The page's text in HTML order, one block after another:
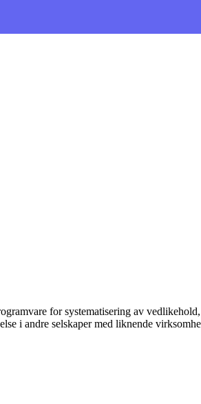
for systematisering av vedlikehold,
i andre selskaper med liknende